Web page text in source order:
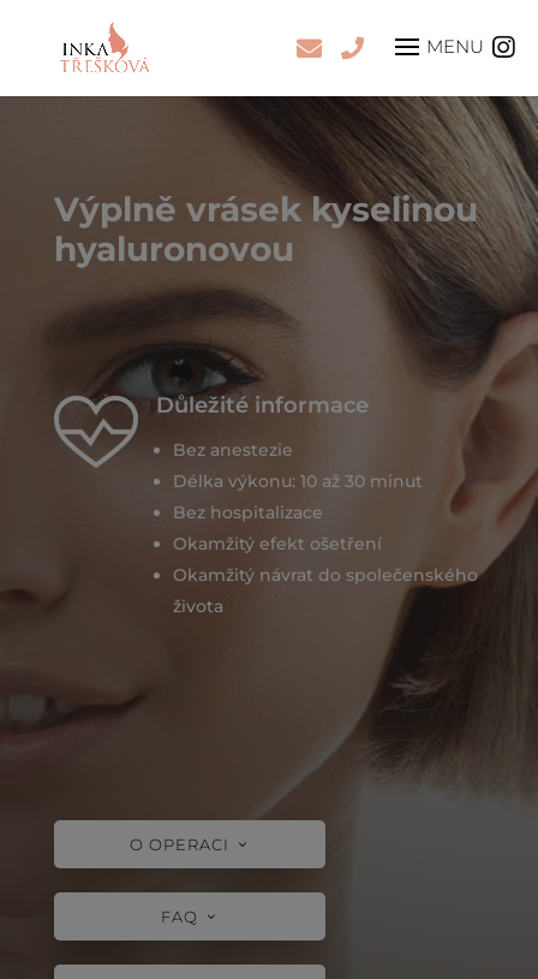
Výplně vrásek kyselinou
hyaluronovou
Důležité informace
Bez anestezie
Délka výkonu: 10 až 30 minut
Bez hospitalizace
Okamžitý efekt ošetření
Okamžitý návrat do společenského
života
O OPERACI
FAQ